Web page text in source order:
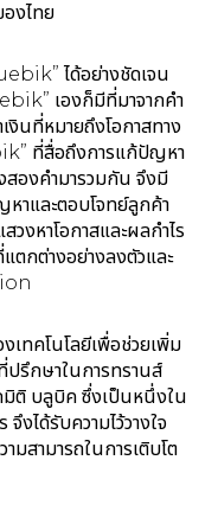
งไทย
ได้อย่างชัดเจน
เองก็มีที่มาจากคำ
นที่หมายถึงโอกาสทาง
ที่สื่อถึงการแก้ปัญหา
องคำมารวมกัน จึงมี
หาและตอบโจทย์ลูกค้า
งหาโอกาสและผลกำไร
ตกต่างอย่างลงตัวและ
ทคโนโลยีเพื่อช่วยเพิ่ม
ปรึกษาในการทรานส์
มิติ บลูบิค ซึ่งเป็นหนึ่งใน
งได้รับความไว้วางใจ
มสามารถในการเติบโต